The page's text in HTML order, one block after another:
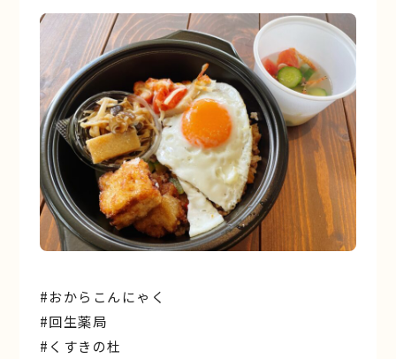
#おからこんにゃく
#回生薬局
#くすきの杜